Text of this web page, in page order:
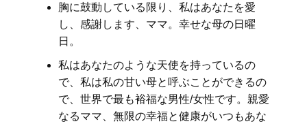
胸に鼓動している限り、私はあなたを愛
し、感謝します、ママ。幸せな母の日曜
日。
私はあなたのような天使を持っているの
で、私は私の甘い母と呼ぶことができるの
で、世界で最も裕福な男性/女性です。親愛
なるママ、無限の幸福と健康がいつもあな